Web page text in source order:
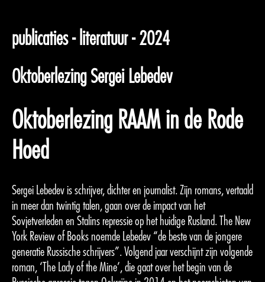
publicaties - literatuur - 2024
Oktoberlezing Sergei Lebedev
Oktoberlezing RAAM in de Rode
Hoed
Sergei Lebedev is schrijver, dichter en journalist. Zijn romans, vertaald
in meer dan twintig talen, gaan over de impact van het
Sovjetverleden en Stalins repressie op het huidige Rusland. The New
York Review of Books noemde Lebedev “de beste van de jongere
generatie Russische schrijvers”. Volgend jaar verschijnt zijn volgende
roman, ‘The Lady of the Mine’, die gaat over het begin van de